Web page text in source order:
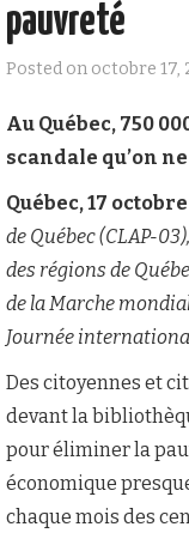
pauvreté
Posted on octobre 17,
Au Québec, 750
scandale qu’on
Québec, 17 octobre
de Québec (CLAP-03),
des régions de
de la Marche
Journée
Des citoyennes et
devant la
pour éliminer la
économique
chaque mois des